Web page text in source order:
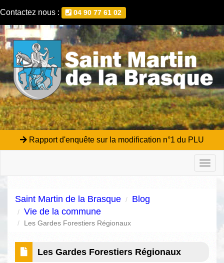
Contactez nous : 04 90 77 61 02
Rapport d'enquête sur la modification n°1 du PLU
Saint Martin de la Brasque
Blog
Vie de la commune
Les Gardes Forestiers Régionaux
Les Gardes Forestiers Régionaux